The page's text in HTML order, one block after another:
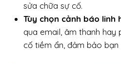
sửa chữa sự cố.
Tùy chọn cảnh báo linh
qua email, âm thanh hay
cố tiềm ẩn, đảm bảo